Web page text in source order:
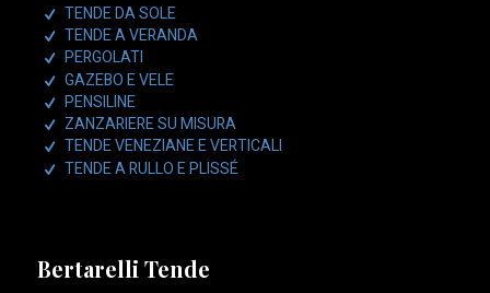
TENDE DA SOLE
TENDE A VERANDA
PERGOLATI
GAZEBO E VELE
PENSILINE
ZANZARIERE SU MISURA
TENDE VENEZIANE E VERTICALI
TENDE A RULLO E PLISSÉ
Bertarelli Tende